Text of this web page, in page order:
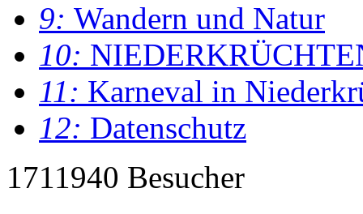
9: Wandern und Natur
10:
11: Karneval in
12: Datenschutz
1711940 Besucher